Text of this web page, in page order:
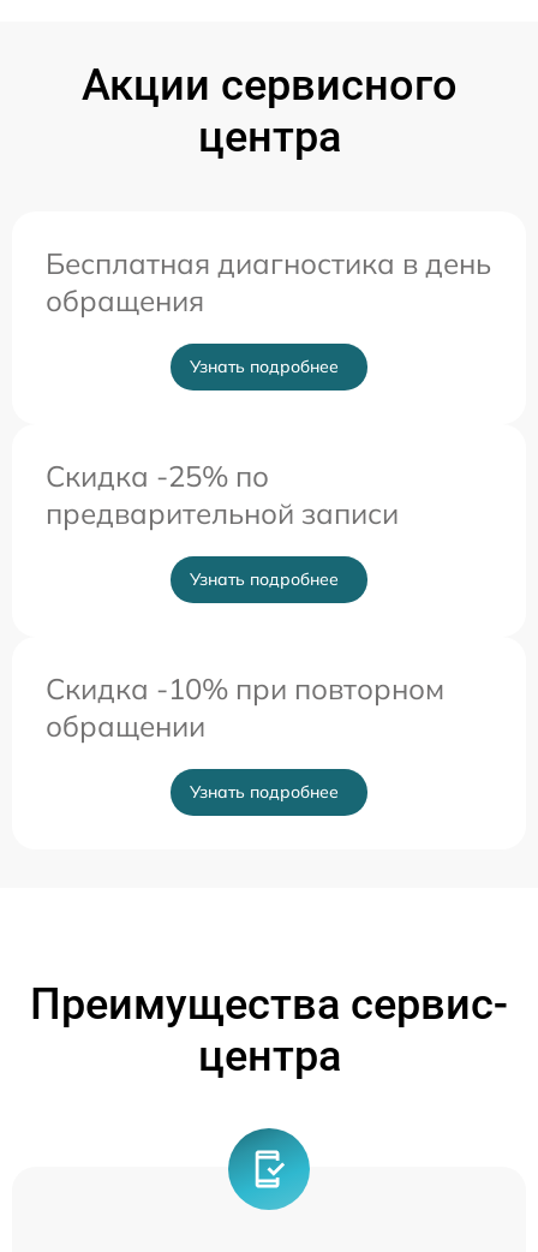
Акции сервисного
центра
Бесплатная диагностика в день
обращения
Узнать подробнее
Скидка -25% по
предварительной записи
Узнать подробнее
Скидка -10% при повторном
обращении
Узнать подробнее
Преимущества сервис-
центра